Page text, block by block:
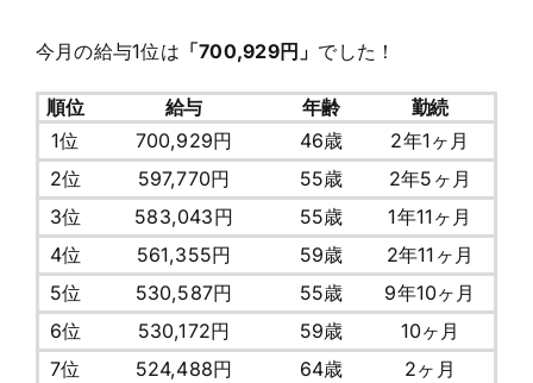
今月の給与1位は 「700,929円」 でした！
順位 給与 年齢
勤続
1位
700,929円 46歳
2年1ヶ月
2位
597,770円 55歳
2年5ヶ月
3位
583,043円 55歳
1年11ヶ月
4位
561,355円 59歳
2年11ヶ月
5位
530,587円 55歳
9年10ヶ月
6位
530,172円 59歳
10ヶ月
7位
524,488円 64歳
2ヶ月